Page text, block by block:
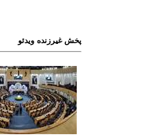
پخش غيرزنده ویدئو